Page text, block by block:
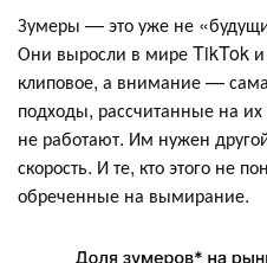
Зумеры — это уже не
Они выросли в мире TikTok
клиповое, а внимание —
подходы, рассчитанные на
не работают. Им нужен
скорость. И те, кто этого не
обреченные на вымирание.